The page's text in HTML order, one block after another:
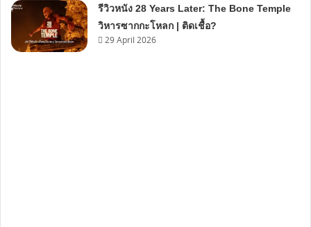
รีวิวหนัง 28 Years Later: The Bone Temple
วิหารซากกะโหลก | ติดเชื้อ?
29 April 2026